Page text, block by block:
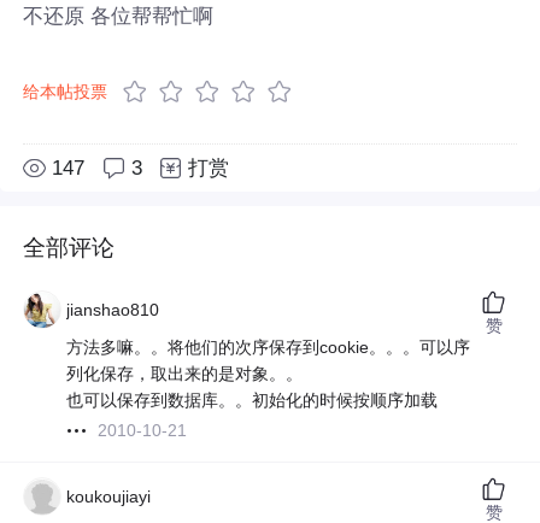
不还原 各位帮帮忙啊
给本帖投票
147 3 打赏
全部评论
jianshao810
方法多嘛。。将他们的次序保存到cookie。。。可以序
列化保存，取出来的是对象。。
也可以保存到数据库。。初始化的时候按顺序加载
2010-10-21
赞
koukoujiayi
赞